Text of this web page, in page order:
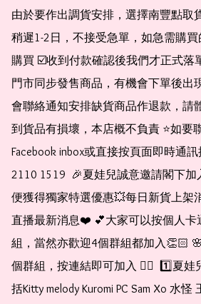
由於要作出調貨安排，選擇南豐點取
稍遲1-2日，不接受急單，如急需購
購買 ☑️收到付款確認後我們才正式落
門市同步發售商品，有機會下單後出
會聯絡通知安排缺貨商品作退款，請
到貨品有損壞，本店概不負責 ⭐️如要
Facebook inbox或直接按頁面即時通
2110 1519  🎉夏娃兒誠意邀請閣下加
便獲得獨家特選優惠💥每日新貨上架
直播最新消息❤️ 💕大家可以按個人卡
組，當然亦歡迎4個群組都加入👏🏻
個群組，按連結即可加入 👇🏻  1️⃣夏娃
括Kitty melody Kuromi PC Sam Xo 水怪